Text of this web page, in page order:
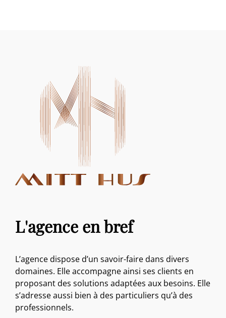
L'agence en bref
L’agence dispose d’un savoir-faire dans divers
domaines. Elle accompagne ainsi ses clients en
proposant des solutions adaptées aux besoins. Elle
s’adresse aussi bien à des particuliers qu’à des
professionnels.